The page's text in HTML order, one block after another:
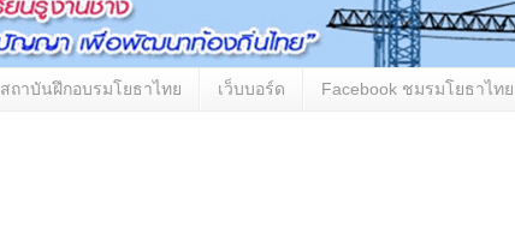
สถาบันฝึกอบรมโยธาไทย เว็บบอร์ด Facebook ชมรมโยธาไทย